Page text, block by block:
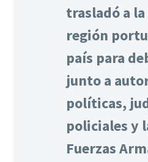
trasladó a
región
país para
junto a
políticas,
policiales y
Fuerzas